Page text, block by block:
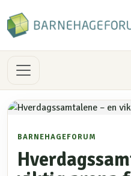
BARNEHAGEFORUM